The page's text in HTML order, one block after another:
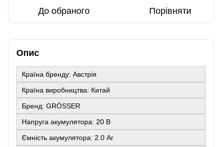
До обраного Порівняти
Опис
Країна бренду: Австрія
Країна виробництва: Китай
Бренд: GRÖSSER
Напруга акумулятора: 20 В
Ємність акумулятора: 2.0 Аг